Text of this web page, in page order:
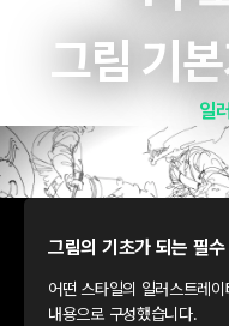
그림 기
일
그림의 기초가 되는 필
어떤 스타일의 일러스트레
내용으로 구성했습니다.